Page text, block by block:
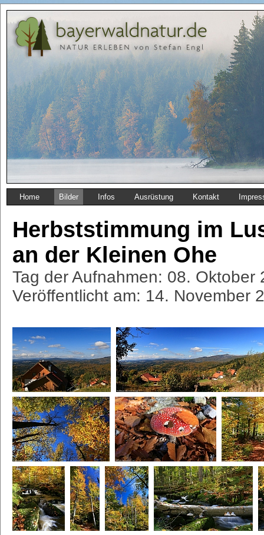
Home Bilder Infos Ausrüstung Kontakt
Herbststimmung im
an der Kleinen Ohe
Tag der Aufnahmen: 08.
Veröffentlicht am: 14. November